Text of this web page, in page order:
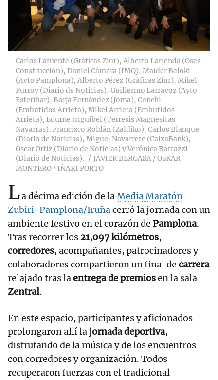
Carlos Lafuente (Gráficas Ziur), Alberto Latienda (Oses
Construcción), Daniel Cámara (IMQ), Maider Beloki
(Ayto Pamplona), Alberto Pérez (Gráficas Ziur), Mikel
Purroy (Diario de Noticias), Guillermo Larrayoz (Ayto
Esteribar), Borja Fernández (Joma), Conchi
(Embutidos Arrieta), Mikel Arrieta (Embutidos
Arrieta), Edurne Iriguibel (Terresis Magnesitas
Navarras), Francisco Roldán (Zaldiko), Carlos Blanque
(Diario de Noticias), Miguel Navarrete (CaixaBank),
Óscar Ortiz (Diario de Noticias) y Verónica Bottazzi
(Diario de Noticias).
JAVIER BERGASA / OSKAR
MONTERO / IÑAKI PORTO
La décima edición de laMedia Maratón
Zubiri-Pamplona/Iruñacerró la jornada con un
ambiente festivo en el corazón de Pamplona.
Tras recorrer los 21,097 kilómetros,
corredores, acompañantes, patrocinadores y
colaboradores compartieron un final de carrera
relajado tras laentrega de premiosen la sala
Zentral.
En este espacio, participantes y aficionados
prolongaron allí lajornada deportiva,
disfrutando de la música y de los encuentros
con corredores y organización. Todos
recuperaron fuerzas con el tradicional